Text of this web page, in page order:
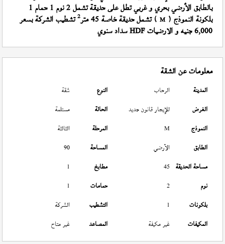
بالطابق الأرضي بحري و غربي تطل على حديقة تشمل 2 نوم 1 حمام 1
بلكونة النموذج (M ) تشمل حديقة خاصة 45 متر 2تشطيب الشركة بسعر
6,000 جنيه و الارضيات HDF سداد سنوي
معلومات عن الشقة
المدينة الرحاب النوع
شقة
الغرض
للإيجار قانون جديد الحالة
مستلمة
النموذج
M المرحلة
الثالثة
الطابق
الأرضي المساحة
90
مساحة الحديقة 45 مطابخ
1
نوم
2 حمامات
1
بلكونات
1 التشطيب
الشركة
المكيفات
غير مكيفة المصاعد غير متاح